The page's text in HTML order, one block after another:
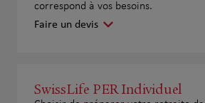
correspond à vos besoins.
Faire un devis
SwissLife PER Individuel